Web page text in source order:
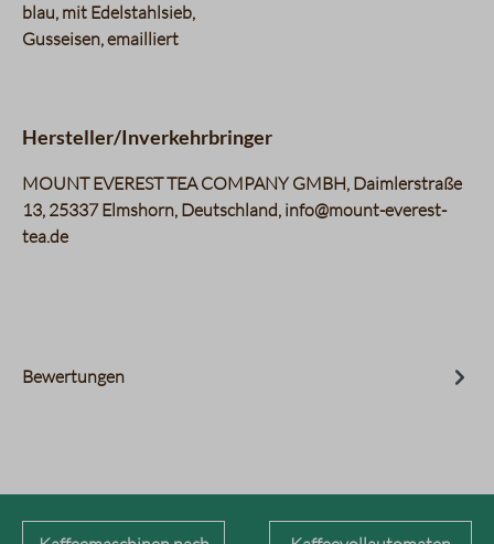
blau, mit Edelstahlsieb,
Gusseisen, emailliert
Hersteller/Inverkehrbringer
MOUNT EVEREST TEA COMPANY GMBH, Daimlerstraße
13, 25337 Elmshorn, Deutschland, info@mount-everest-
tea.de
Bewertungen